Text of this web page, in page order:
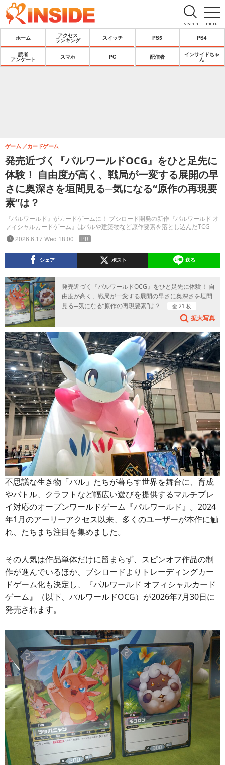
menu
search
ホーム
アクセス
ランキング
スイッチ PS5 PS4
読者
アンケート
スマホ PC 配信者
インサイドちゃ
ん
発売近づく『パルワールドOCG』をひと足先に
体験！ 自由度が高く、戦局が一変する展開の早
さに奥深さを垣間見る─気になる“原作の再現要
素”は？
『パルワールド』がカードゲームに！ ブシロード開発の新作『パルワールド オ
フィシャルカードゲーム』はパルや建築物など原作要素を落とし込んだTCG
ゲーム カードゲーム
2026.6.17 Wed 18:00 PR
シェア ポスト 送る
発売近づく『パルワールドOCG』をひと足先に体験！ 自
由度が高く、戦局が一変する展開の早さに奥深さを垣間
見る─気になる“原作の再現要素”は？
全 21 枚
拡大写真
不思議な生き物「パル」たちが暮らす世界を舞台に、育成
やバトル、クラフトなど幅広い遊びを提供するマルチプレ
イ対応のオープンワールドゲーム『パルワールド』。2024
年1月のアーリーアクセス以来、多くのユーザーが本作に触
れ、たちまち注目を集めました。
その人気は作品単体だけに留まらず、スピンオフ作品の制
作が進んでいるほか、ブシロードよりトレーディングカー
ドゲーム化も決定し、『パルワールド オフィシャルカード
ゲーム』（以下、パルワールドOCG）が2026年7月30日に
発売されます。